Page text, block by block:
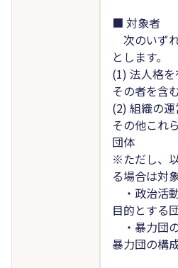
■ 対象者
次のいず
とします。
(1) 法人格
その者を含
(2) 組織の
その他これ
団体
※ただし、
る場合は対
・政治活
目的とする
・暴力団
暴力団の構